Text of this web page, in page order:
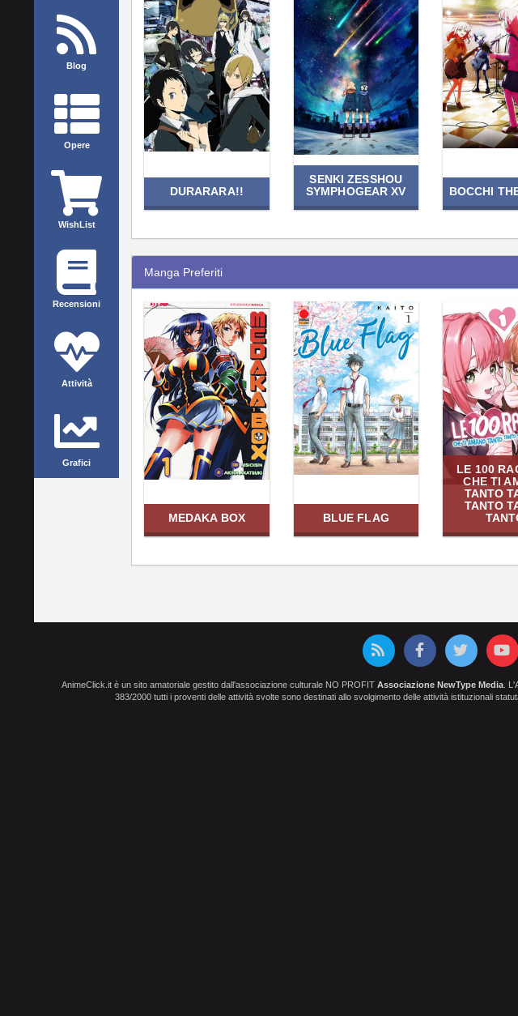
Blog
Opere
WishList
Recensioni
Attività
Grafici
DURARARA!!
SENKI ZESSHOU
SYMPHOGEAR XV
BOCCHI
Manga Preferiti
MEDAKA BOX BLUE FLAG
LE 100
CHE TI
TANTO
TANTO
AnimeClick.it è un sito amatoriale gestito dall'associazione culturale NO PROFIT Associazione NewType Media.
383/2000 tutti i proventi delle attività svolte sono destinati allo svolgimento delle attività istituzionali